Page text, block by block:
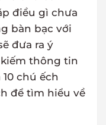
điều gì chưa
bàn bạc với
đưa ra ý
thông tin
chú ếch
để tìm hiểu về